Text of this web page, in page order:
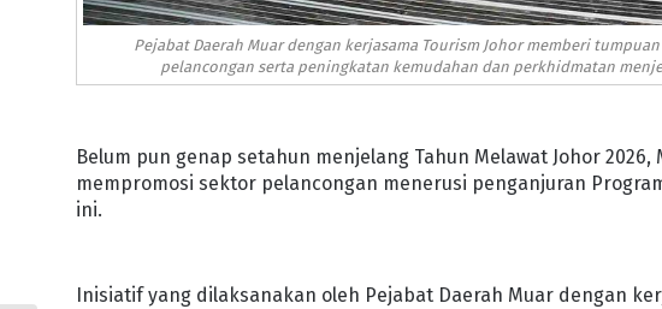
Pejabat Daerah Muar dengan kerjasama Tourism Johor memberi
pelancongan serta peningkatan kemudahan dan perkhidmatan
Belum pun genap setahun menjelang Tahun Melawat Johor
mempromosi sektor pelancongan menerusi penganjuran
ini.
Inisiatif yang dilaksanakan oleh Pejabat Daerah Muar dengan